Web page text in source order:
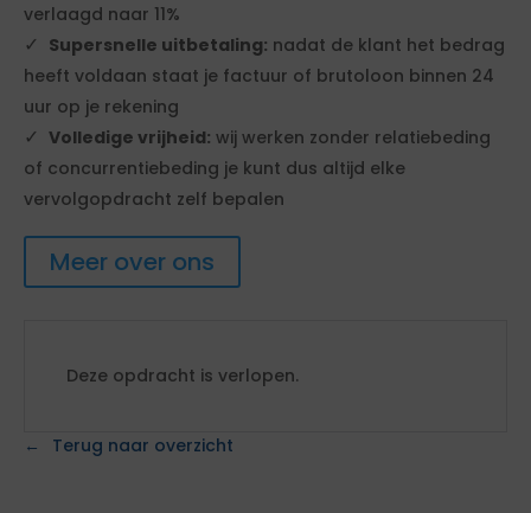
verlaagd naar 11%
Supersnelle uitbetaling: nadat de klant het bedrag
heeft voldaan staat je factuur of brutoloon binnen 24
uur op je rekening
Volledige vrijheid: wij werken zonder relatiebeding
of concurrentiebeding je kunt dus altijd elke
vervolgopdracht zelf bepalen
Meer over ons
Deze opdracht is verlopen.
Terug naar overzicht